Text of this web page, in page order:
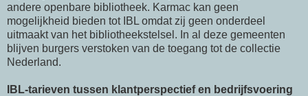
andere openbare bibliotheek. Karmac kan geen
mogelijkheid bieden tot IBL omdat zij geen onderdeel
uitmaakt van het bibliotheekstelsel. In al deze gemeenten
blijven burgers verstoken van de toegang tot de collectie
Nederland.
IBL-tarieven tussen klantperspectief en bedrijfsvoering